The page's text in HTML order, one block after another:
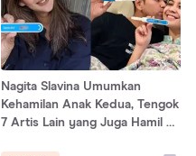
Nagita Slavina Umumkan
Kehamilan Anak Kedua, Tengok
7 Artis Lain yang Juga Hamil di